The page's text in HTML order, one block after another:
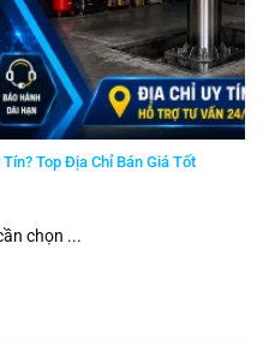
Top Địa Chỉ Bán Giá Tốt
chọn ...